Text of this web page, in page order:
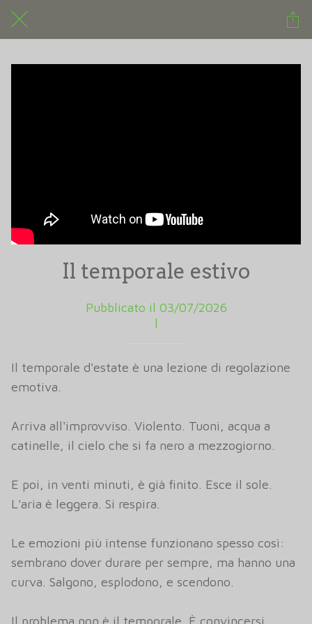
Il temporale estivo
Pubblicato il 03/07/2026
|
Il temporale d'estate è una lezione di regolazione
emotiva.
Arriva all'improvviso. Violento. Tuoni, acqua a
catinelle, il cielo che si fa nero a mezzogiorno.
E poi, in venti minuti, è già finito. Esce il sole.
L'aria è leggera. Si respira.
Le emozioni più intense funzionano spesso così:
sembrano dover durare per sempre, ma hanno una
curva. Salgono, esplodono, e scendono.
Il problema non è il temporale. È convincersi,